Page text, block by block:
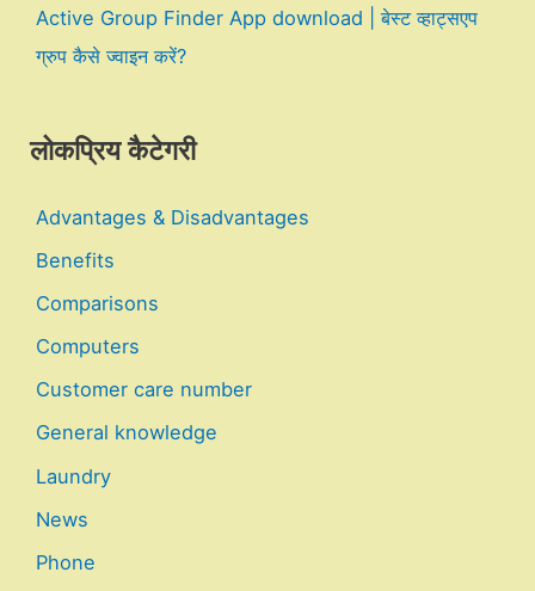
Active Group Finder App download | बेस्ट व्हाट्सएप
ग्रुप कैसे ज्वाइन करें?
लोकप्रिय कैटेगरी
Advantages & Disadvantages
Benefits
Comparisons
Computers
Customer care number
General knowledge
Laundry
News
Phone